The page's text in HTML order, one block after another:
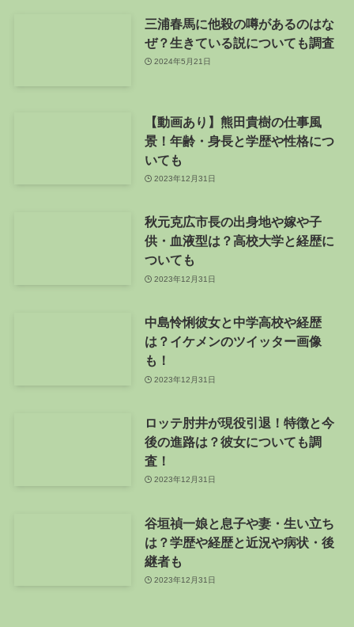
三浦春馬に他殺の噂があるのはな
ぜ？生きている説についても調査
2024年5月21日
【動画あり】熊田貴樹の仕事風
景！年齢・身長と学歴や性格につ
いても
2023年12月31日
秋元克広市長の出身地や嫁や子
供・血液型は？高校大学と経歴に
ついても
2023年12月31日
中島怜悧彼女と中学高校や経歴
は？イケメンのツイッター画像
も！
2023年12月31日
ロッテ肘井が現役引退！特徴と今
後の進路は？彼女についても調
査！
2023年12月31日
谷垣禎一娘と息子や妻・生い立ち
は？学歴や経歴と近況や病状・後
継者も
2023年12月31日